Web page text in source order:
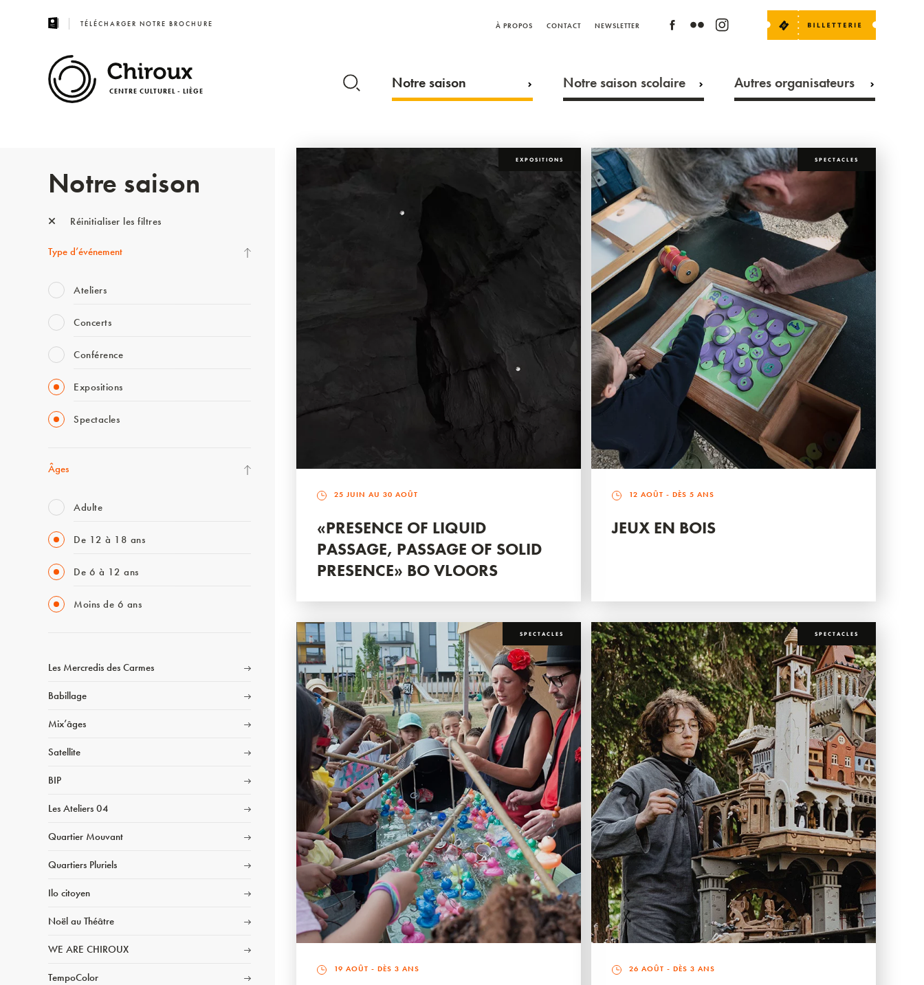
TÉLÉCHARGER NOTRE BROCHURE À PROPOS CONTACT NEWSLETTER
CENTRE CULTUREL - LIÈGE Notre saison Notre saison scolaire Autres organisateurs
Notre saison
Réinitialiser les filtres
Type d’événement
Ateliers
Concerts
Conférence
Expositions
Spectacles
Âges
Adulte
De 12 à 18 ans
De 6 à 12 ans
Moins de 6 ans
Les Mercredis des Carmes
Babillage
Mix’âges
Satellite
BIP
Les Ateliers 04
Quartier Mouvant
Quartiers Pluriels
Ilo citoyen
Noël au Théâtre
WE ARE CHIROUX
TempoColor
EXPOSITIONS
25 JUIN AU 30 AOÛT
«PRESENCE OF LIQUID
PASSAGE, PASSAGE OF SOLID
PRESENCE» BO VLOORS
SPECTACLES
12 AOÛT - DÈS 5 ANS
JEUX EN BOIS
SPECTACLES
19 AOÛT - DÈS 3 ANS
SPECTACLES
26 AOÛT - DÈS 3 ANS